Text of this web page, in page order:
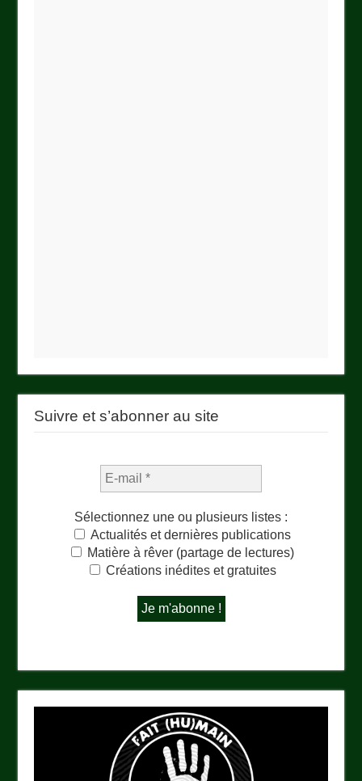
Suivre et s’abonner au site
Sélectionnez une ou plusieurs listes :
Actualités et dernières publications
Matière à rêver (partage de lectures)
Créations inédites et gratuites